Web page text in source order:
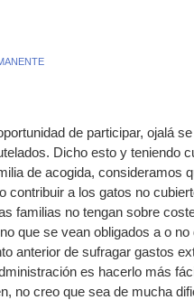
de participar, ojalá
Dicho esto y teniendo
de acogida, consideramos
a los gatos no
familias no tengan sobre
que se vean obligados a o
anterior de sufragar gastos
es hacerlo más
no creo que sea de mucha